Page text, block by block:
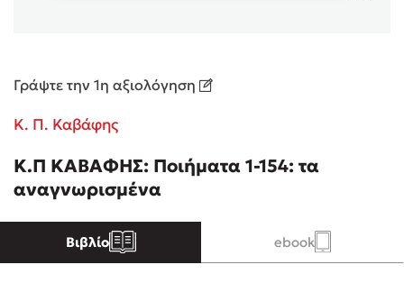
Κώστας Κρομμύδας
Ιωάννης Γλωσσόπουλος
Γράψτε την 1η αξιολόγηση
Κ. Π. Καβάφης
Κ.Π ΚΑΒΑΦΗΣ: Ποιήματα 1-154: τα
αναγνωρισμένα
Βιβλίο ebook